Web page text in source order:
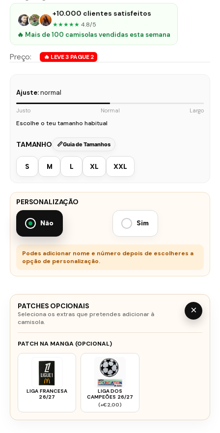
+10.000 clientes satisfeitos
★★★★★ 4.8/5
🔥 Mais de 100 camisolas vendidas esta semana
Ajuste:normal
Justo Normal Largo
Escolhe o teu tamanho habitual
TAMANHO Guia de Tamanhos
S M L XL XXL
PERSONALIZAÇÃO
Não Sim
Podes adicionar nome e número depois de escolheres a
opção de personalização.
PATCHES OPCIONAIS
Seleciona os extras que pretendes adicionar à
camisola.
×
PATCH NA MANGA (OPCIONAL)
LIGA FRANCESA
26/27
LIGA DOS
CAMPEÕES 26/27
(+€2,00)